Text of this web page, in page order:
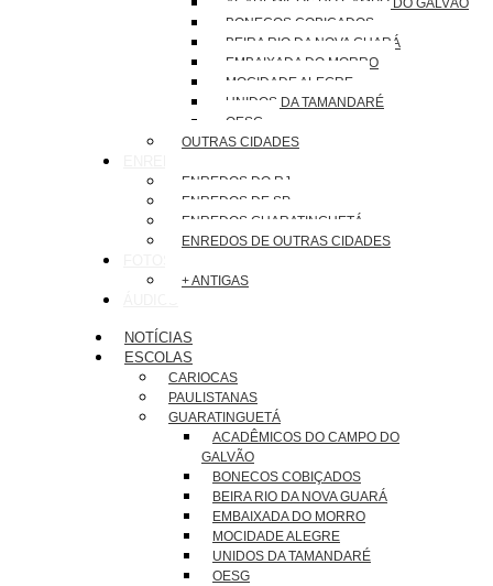
BONECOS COBIÇADOS
BEIRA RIO DA NOVA GUARÁ
EMBAIXADA DO MORRO
MOCIDADE ALEGRE
UNIDOS DA TAMANDARÉ
OESG
OUTRAS CIDADES
ENREDOS DO RJ
ENREDOS DE SP
ENREDOS GUARATINGUETÁ
ENREDOS DE OUTRAS CIDADES
+ ANTIGAS
NOTÍCIAS
ESCOLAS
CARIOCAS
PAULISTANAS
GUARATINGUETÁ
ACADÊMICOS DO CAMPO DO
GALVÃO
BONECOS COBIÇADOS
BEIRA RIO DA NOVA GUARÁ
EMBAIXADA DO MORRO
MOCIDADE ALEGRE
UNIDOS DA TAMANDARÉ
OESG